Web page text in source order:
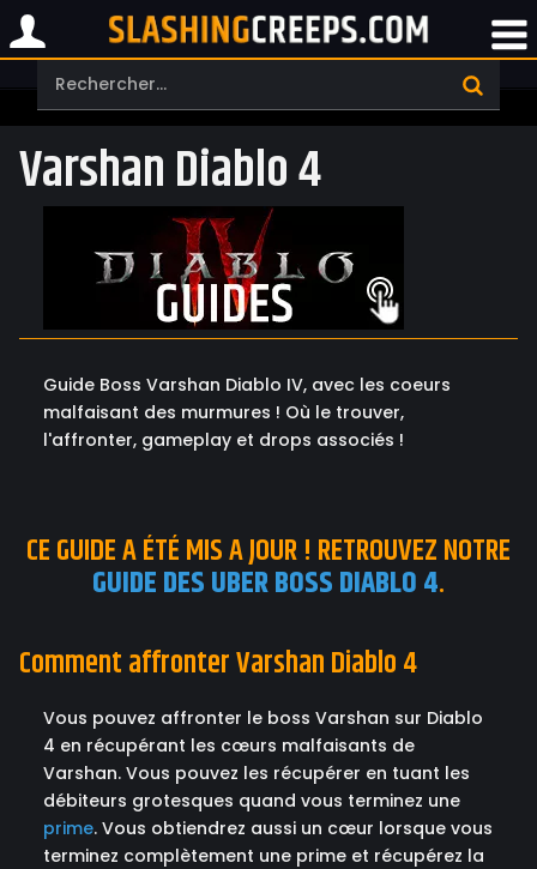
Varshan Diablo 4
Guide Boss Varshan Diablo IV, avec les coeurs
malfaisant des murmures ! Où le trouver,
l'affronter, gameplay et drops associés !
CE GUIDE A ÉTÉ MIS A JOUR ! RETROUVEZ NOTRE
GUIDE DES UBER BOSS DIABLO 4.
Comment affronter Varshan Diablo 4
Vous pouvez affronter le boss Varshan sur Diablo
4 en récupérant les cœurs malfaisants de
Varshan. Vous pouvez les récupérer en tuant les
débiteurs grotesques quand vous terminez une
prime. Vous obtiendrez aussi un cœur lorsque vous
terminez complètement une prime et récupérez la